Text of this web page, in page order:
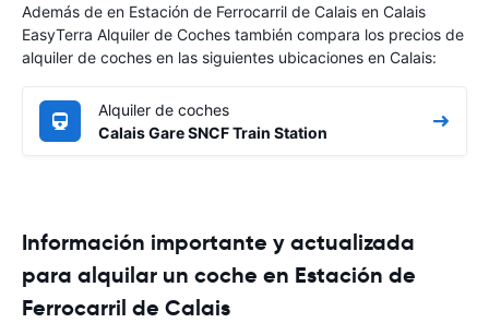
Además de en Estación de Ferrocarril de Calais en Calais
EasyTerra Alquiler de Coches también compara los precios de
alquiler de coches en las siguientes ubicaciones en Calais:
Alquiler de coches
Calais Gare SNCF Train Station
Información importante y actualizada
para alquilar un coche en Estación de
Ferrocarril de Calais